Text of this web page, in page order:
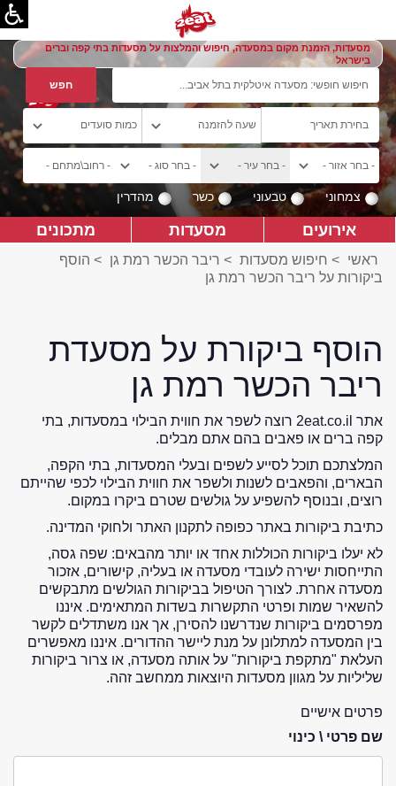
מסעדות, הזמנת מקום במסעדה, חיפוש והמלצות על מסעדות בתי קפה וברים
בישראל
צמחוני טבעוני כשר מהדרין
אירועים מסעדות מתכונים
ראשי > חיפוש מסעדות > ריבר הכשר רמת גן > הוסף
ביקורות על ריבר הכשר רמת גן
הוסף ביקורת על מסעדת
ריבר הכשר רמת גן
אתר 2eat.co.il רוצה לשפר את חווית הבילוי במסעדות, בתי
קפה ברים או פאבים בהם אתם מבלים.
המלצתכם תוכל לסייע לשפים ובעלי המסעדות, בתי הקפה,
הבארים, והפאבים לשנות ולשפר את חווית הבילוי לכפי שהייתם
רוצים, ובנוסף להשפיע על גולשים שטרם ביקרו במקום.
כתיבת ביקורות באתר כפופה לתקנון האתר ולחוקי המדינה.
לא יעלו ביקורות הכוללות אחד או יותר מהבאים: שפה גסה,
התייחסות ישירה לעובדי מסעדה או בעליה, קישורים, אזכור
מסעדה אחרת. לצורך הטיפול בביקורות הגולשים מתבקשים
להשאיר שמות ופרטי התקשרות בשדות המתאימים. איננו
מפרסמים ביקורות שנדרשנו להסירן, אך אנו משתדלים לקשר
בין המסעדה למתלונן על מנת ליישר ההדורים. איננו מאפשרים
העלאת "מתקפת ביקורות" על אותה מסעדה, או צרור ביקורות
שליליות על מגוון מסעדות היוצאות ממחשב זהה.
פרטים אישיים
שם פרטי \ כינוי